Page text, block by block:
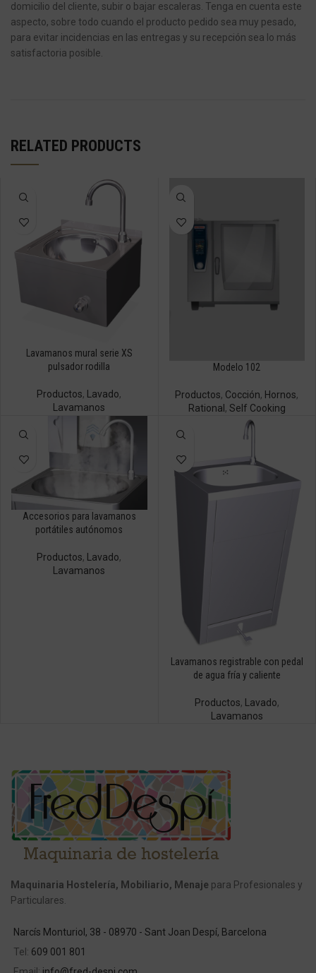
domicilio del cliente, subir o bajar escaleras. Tenga en cuenta este
aspecto, sobre todo cuando el producto pedido sea muy pesado,
para evitar incidencias en las entregas y su recepción sea lo más
satisfactoria posible.
RELATED PRODUCTS
Lavamanos mural serie XS
pulsador rodilla
Productos, Lavado,
Lavamanos
Modelo 102
Productos, Cocción, Hornos,
Rational , Self Cooking
Accesorios para lavamanos
portátiles autónomos
Productos, Lavado,
Lavamanos
Lavamanos registrable con pedal
de agua fría y caliente
Productos, Lavado,
Lavamanos
Maquinaria Hostelería, Mobiliario, Menaje para Profesionales y
Particulares.
Narcís Monturiol, 38 - 08970 - Sant Joan Despí, Barcelona
Tel: 609 001 801